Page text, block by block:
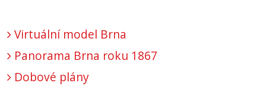
Virtuální model Brna
Panorama Brna roku 1867
Dobové plány